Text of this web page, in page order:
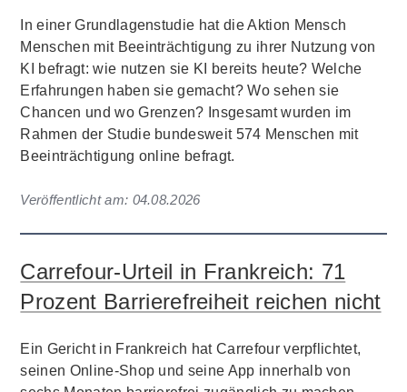
In einer Grundlagenstudie hat die Aktion Mensch
Menschen mit Beeinträchtigung zu ihrer Nutzung von
KI befragt: wie nutzen sie KI bereits heute? Welche
Erfahrungen haben sie gemacht? Wo sehen sie
Chancen und wo Grenzen? Insgesamt wurden im
Rahmen der Studie bundesweit 574 Menschen mit
Beeinträchtigung online befragt.
Veröffentlicht am: 04.08.2026
Carrefour-Urteil in Frankreich: 71
Prozent Barrierefreiheit reichen nicht
Ein Gericht in Frankreich hat Carrefour verpflichtet,
seinen Online-Shop und seine App innerhalb von